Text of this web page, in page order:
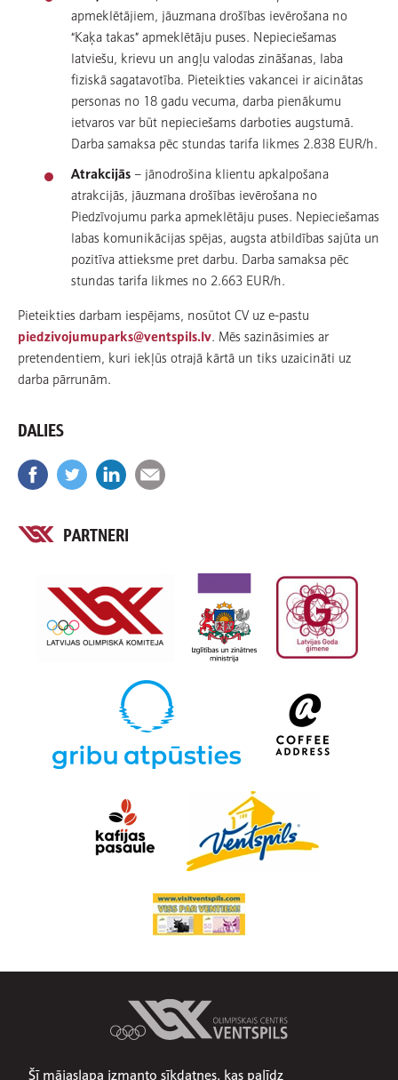
Šī mājaslapa izmanto sīkdatnes, kas palīdz
apmeklētājiem, jāuzmana drošības ievērošana no
“Kaķa takas” apmeklētāju puses. Nepieciešamas
latviešu, krievu un angļu valodas zināšanas, laba
fiziskā sagatavotība. Pieteikties vakancei ir aicinātas
personas no 18 gadu vecuma, darba pienākumu
ietvaros var būt nepieciešams darboties augstumā.
Darba samaksa pēc stundas tarifa likmes 2.838 EUR/h.
Atrakcijās – jānodrošina klientu apkalpošana
atrakcijās, jāuzmana drošības ievērošana no
Piedzīvojumu parka apmeklētāju puses. Nepieciešamas
labas komunikācijas spējas, augsta atbildības sajūta un
pozitīva attieksme pret darbu. Darba samaksa pēc
stundas tarifa likmes no 2.663 EUR/h.
Pieteikties darbam iespējams, nosūtot CV uz e-pastu
piedzivojumuparks@ventspils.lv. Mēs sazināsimies ar
pretendentiem, kuri iekļūs otrajā kārtā un tiks uzaicināti uz
darba pārrunām.
DALIES
PARTNERI
Par mums